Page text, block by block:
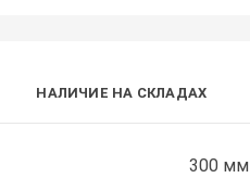
НАЛИЧИЕ НА СКЛАДАХ
300 мм